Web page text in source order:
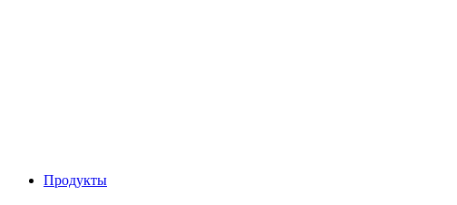
Продукты